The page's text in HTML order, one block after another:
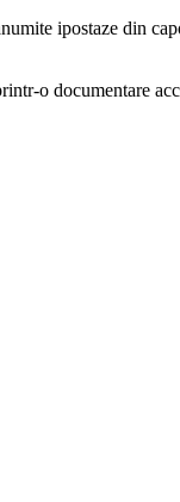
ipostaze din
o documentare